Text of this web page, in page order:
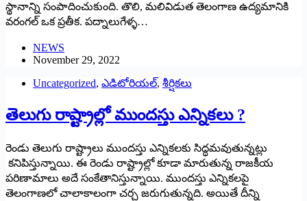
స్థానాన్ని సంపాదించుకుంది. తొలి, మలివిడుత తెలంగాణ ఉద్యమానికి
వరంగల్‌ ఒక ప్రతీక. పద్నాలుగేళ్ళ…
NEWS
November 29, 2022
Uncategorized, ఎడిటోరియల్, శీర్షికలు
తెలుగు రాష్ట్రాల్లో ముందస్తు ఎన్నికలు ?
రెండు తెలుగు రాష్ట్రాలు ముందస్తు ఎన్నికలకు సిద్ధమవుతున్నట్లు
కనిపిస్తున్నాయి. ఈ రెండు రాష్ట్రాల్లో కూడా మారుతున్న రాజకీయ
పరిణామాలు అదే సంకేతానిస్తున్నాయి. ముందస్తు ఎన్నికలపై
తెలంగాణలో చాలాకాలంగా చర్చ జరుగుతున్నది. అయితే దీన్ని